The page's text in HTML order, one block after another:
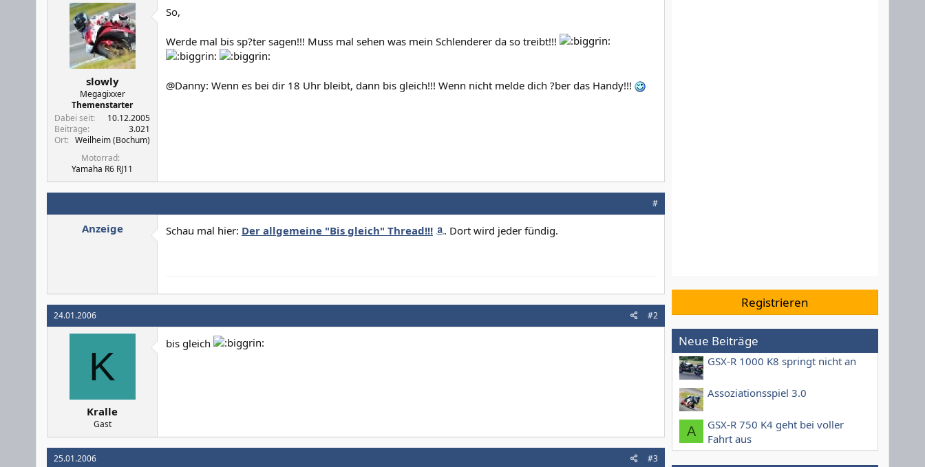
slowly
Megagixxer
Themenstarter
Dabei seit
10.12.2005
Beiträge
3.021
Ort
Weilheim (Bochum)
Motorrad
Yamaha R6 RJ11
So,
Werde mal bis sp?ter sagen!!! Muss mal sehen was mein Schlenderer da so treibt!!!
@Danny: Wenn es bei dir 18 Uhr bleibt, dann bis gleich!!! Wenn nicht melde dich ?ber das Handy!!!
#
Anzeige Schau mal hier: Der allgemeine "Bis gleich" Thread!!! . Dort wird jeder fündig.
24.01.2006 #2
K
Kralle
Gast
bis gleich
25.01.2006 #3
Registrieren
Neue Beiträge
GSX-R 1000 K8 springt nicht an
Assoziationsspiel 3.0
A
GSX-R 750 K4 geht bei voller
Fahrt aus